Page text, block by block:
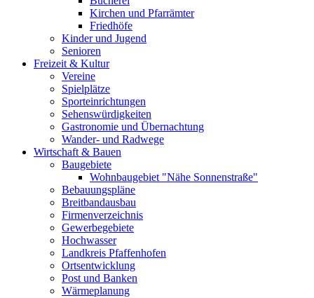
Kirchen und Pfarrämter
Friedhöfe
Kinder und Jugend
Senioren
Freizeit & Kultur
Vereine
Spielplätze
Sporteinrichtungen
Sehenswürdigkeiten
Gastronomie und Übernachtung
Wander- und Radwege
Wirtschaft & Bauen
Baugebiete
Wohnbaugebiet "Nähe Sonnenstraße"
Bebauungspläne
Breitbandausbau
Firmenverzeichnis
Gewerbegebiete
Hochwasser
Landkreis Pfaffenhofen
Ortsentwicklung
Post und Banken
Wärmeplanung